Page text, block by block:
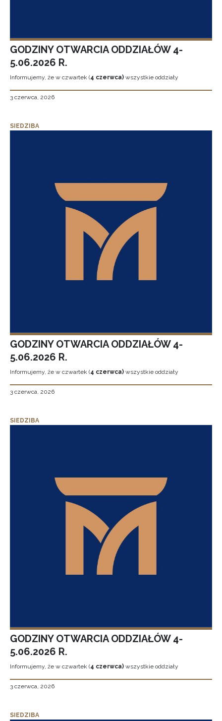
GODZINY OTWARCIA ODDZIAŁÓW 4-
5.06.2026 R.
Informujemy, że w czwartek (4 czerwca) wszystkie oddziały
3 czerwca, 2026
SIEDZIBA
GODZINY OTWARCIA ODDZIAŁÓW 4-
5.06.2026 R.
Informujemy, że w czwartek (4 czerwca) wszystkie oddziały
3 czerwca, 2026
SIEDZIBA
GODZINY OTWARCIA ODDZIAŁÓW 4-
5.06.2026 R.
Informujemy, że w czwartek (4 czerwca) wszystkie oddziały
3 czerwca, 2026
SIEDZIBA